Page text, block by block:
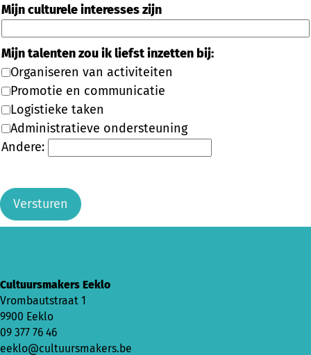
Mijn culturele interesses zijn
Mijn talenten zou ik liefst inzetten bij:
Organiseren van activiteiten
Promotie en communicatie
Logistieke taken
Administratieve ondersteuning
Andere:
Versturen
Cultuursmakers Eeklo
Vrombautstraat 1
9900 Eeklo
09 377 76 46
eeklo@cultuursmakers.be